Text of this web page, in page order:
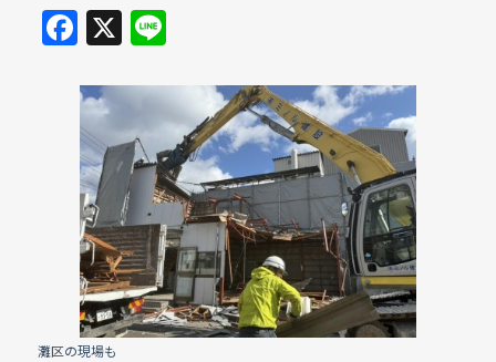
F
a
c
e
b
o
o
k
X Li
e
灘区の現場も